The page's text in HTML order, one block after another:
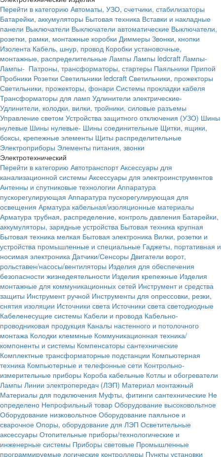
Перейти в категорию Автоматы, УЗО, счетчики, стабилизаторы
Батарейки, аккумуляторы Бытовая техника Вставки и накладные
панели Выключатели Выключатели автоматические Выключатели,
розетки, рамки, монтажные коробки Диммеры Звонки, кнопки
Изолента Кабель, шнур, провод Коробки установочные,
монтажные, распределительные Лампы Лампы ledcraft Лампы-
Лампы- Патроны, трансформаторы, стартеры Паяльники Припой
Пробники Розетки Светильники ledcraft Светильники, прожекторы
Светильники, прожекторы, фонари Системы прокладки кабеля
Трансформаторы для ламп Удлинители электрические-
Удлинители, колодки, вилки, тройники, силовые разъемы
Управление светом Устройства защитного отключения (УЗО) Шины
нулевые Шины нулевые- Шины соединительные Щитки, ящики,
боксы, крепежные элементы Щиты распределительные
Электроприборы Элементы питания, звонки
Электротехнический
Перейти в категорию Автотранспорт Аксессуары для
канализационной системы Аксессуары для электроинструментов
Антенны и спутниковые технологии Аппаратура
пускорегулирующая Аппаратура пускорегулирующая для
освещения Арматура кабельная/изоляционные материалы
Арматура трубная, распределение, контроль давления Батарейки,
аккумуляторы, зарядные устройства Бытовая техника крупная
Бытовая техника мелкая Бытовая электроника Вилки, розетки и
устройства промышленные и специальные Гаджеты, портативная и
носимая электроника Датчики/Сенсоры Двигатели ворот,
рольставен/насосы/вентиляторы Изделия для обеспечения
безопасности жизнедеятельности Изделия крепежные Изделия
монтажные для коммуникационных сетей Инструмент и средства
защиты Инструмент ручной Инструменты для опрессовки, резки,
снятия изоляции Источники света Источники света светодиодные
Кабеленесущие системы Кабели и провода Кабельно-
проводниковая продукция Каналы настенного и потолочного
монтажа Колодки клеммные Коммуникационная техника/
компоненты и системы Компенсаторы сантехнические
Комплектные трансформаторные подстанции Компьютерная
техника Компьютерные и телефонные сети Контрольно-
измерительные приборы Короба кабельные Котлы и обогреватели
Лампы Линии электропередач (ЛЭП) Материал монтажный
Материалы для подключения Муфты, фитинги сантехнические Не
определено Непрофильный товар Оборудование высоковольтное
Оборудование низковольтное Оборудование паяльное и
сварочное Опоры, оборудование для ЛЭП Осветительные
аксессуары Отопительные приборы/технологические и
инженерные системы Приборы световые Промышленные
программируемые логические контроллеры Пункты установки